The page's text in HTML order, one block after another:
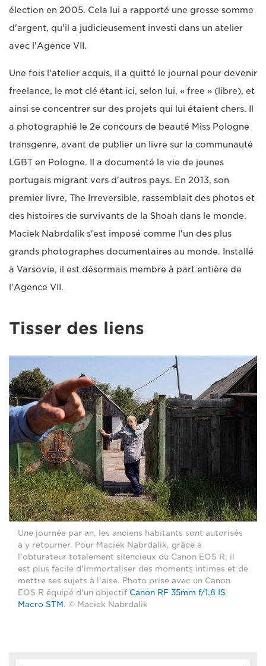
élection en 2005. Cela lui a rapporté une grosse somme
d'argent, qu'il a judicieusement investi dans un atelier
avec l'Agence VII.
Une fois l'atelier acquis, il a quitté le journal pour devenir
freelance, le mot clé étant ici, selon lui, « free » (libre), et
ainsi se concentrer sur des projets qui lui étaient chers. Il
a photographié le 2e concours de beauté Miss Pologne
transgenre, avant de publier un livre sur la communauté
LGBT en Pologne. Il a documenté la vie de jeunes
portugais migrant vers d'autres pays. En 2013, son
premier livre, The Irreversible, rassemblait des photos et
des histoires de survivants de la Shoah dans le monde.
Maciek Nabrdalik s'est imposé comme l'un des plus
grands photographes documentaires au monde. Installé
à Varsovie, il est désormais membre à part entière de
l'Agence VII.
Tisser des liens
Une journée par an, les anciens habitants sont autorisés
à y retourner. Pour Maciek Nabrdalik, grâce à
l'obturateur totalement silencieux du Canon EOS R, il
est plus facile d'immortaliser des moments intimes et de
mettre ses sujets à l'aise. Photo prise avec un Canon
EOS R équipé d'un objectif Canon RF 35mm f/1.8 IS
Macro STM . © Maciek Nabrdalik